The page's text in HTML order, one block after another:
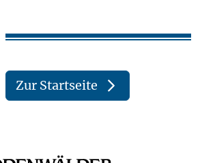
Zur Startseite